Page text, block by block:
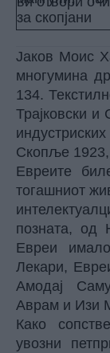
Јаков Моис
многумина
134.
Трајковски и
Скопље
Евреите
тогашниот
позната, од
Евреи
Лекари,
Амодај
Аврам и Изи
Како
увозни